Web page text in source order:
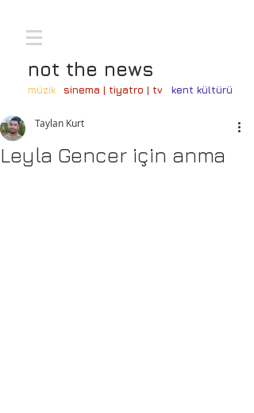
not the news
müzik sinema | tiyatro | tv kent kültürü
Leyla Gencer için anma
Taylan Kurt